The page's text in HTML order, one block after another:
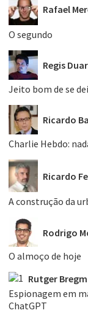
Rafael
O segundo
Regis
Jeito bom de se
Ricardo
Charlie Hebdo:
Ricardo
A construção da
Rodrigo
O almoço de hoje
Rutger
Espionagem em
ChatGPT